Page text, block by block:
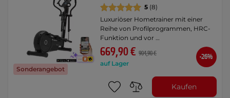
Sonderangebot
5 (8)
Luxuriöser Hometrainer mit einer
Reihe von Profilprogrammen, HRC-
Funktion und vor …
669,90 € 904,90 €
auf Lager
-26%
Kaufen